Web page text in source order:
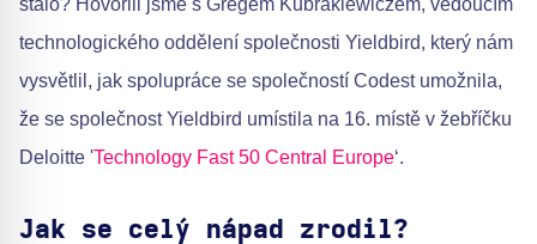
stalo? Hovořili jsme s Gregem Kubrakiewiczem, vedoucím
technologického oddělení společnosti Yieldbird, který nám
vysvětlil, jak spolupráce se společností Codest umožnila,
že se společnost Yieldbird umístila na 16. místě v žebříčku
Deloitte 'Technology Fast 50 Central Europe‘.
Jak se celý nápad zrodil?